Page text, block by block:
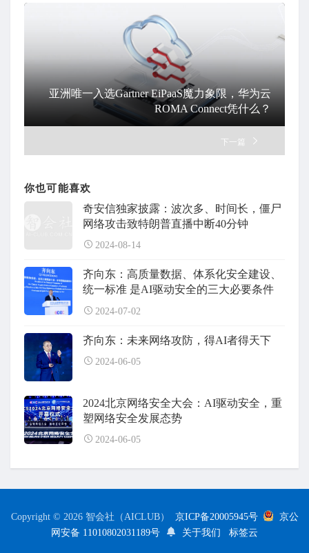
亚洲唯一入选Gartner EiPaaS魔力象限，华为云
ROMA Connect凭什么？
下一篇
你也可能喜欢
奇安信独家披露：波次多、时间长，僵尸
网络攻击致特朗普直播中断40分钟
2024-08-14
齐向东：高质量数据、体系化安全建设、
统一标准 是AI驱动安全的三大必要条件
2024-07-02
齐向东：未来网络攻防，得AI者得天下
2024-06-05
2024北京网络安全大会：AI驱动安全，重
塑网络安全发展态势
2024-06-05
Copyright © 2026 智会社（AICLUB） 京ICP备20005945号
京公
网安备 11010802031189号
关于我们 标签云